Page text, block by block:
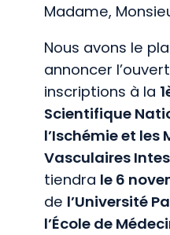
Madame,
Nous avons le
annoncer
inscriptions à la
Scientifique
l’Ischémie et les
Vasculaires
tiendra le 6
de l’Université
l’École de